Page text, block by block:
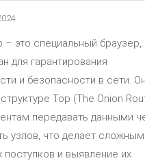
– это специальный браузер,
для гарантирования
и безопасности в сети.
Тор (The Onion
передавать данными
узлов, что делает сложным
поступков и выявление их